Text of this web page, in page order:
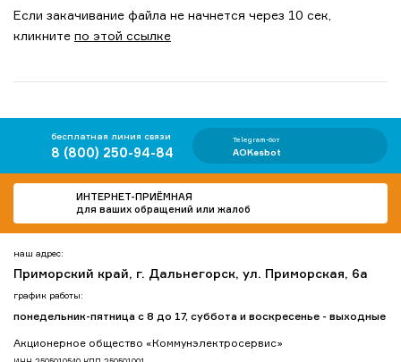
Если закачивание файла не начнется через 10 сек,
кликните по этой ссылке
бесплатная линия связи
8 (800) 250-94-84
Telegram-бот
AOKesbot
ИНТЕРНЕТ-ПРИЁМНАЯ
для ваших обращений или жалоб
Акционерное общество «Коммунэлектросервис»
наш адрес:
Приморский край, г. Дальнегорск, ул. Приморская, 6а
график работы:
понедельник-пятница с 8 до 17, суббота и воскресенье - выходные